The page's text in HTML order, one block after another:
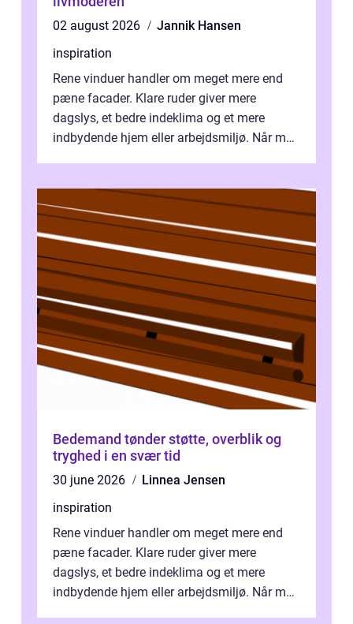
02 august 2026
Jannik Hansen
inspiration
Rene vinduer handler om meget mere end
pæne facader. Klare ruder giver mere
dagslys, et bedre indeklima og et mere
indbydende hjem eller arbejdsmiljø. Når man
Bedemand tønder støtte, overblik og
tryghed i en svær tid
30 june 2026
Linnea Jensen
inspiration
Rene vinduer handler om meget mere end
pæne facader. Klare ruder giver mere
dagslys, et bedre indeklima og et mere
indbydende hjem eller arbejdsmiljø. Når man